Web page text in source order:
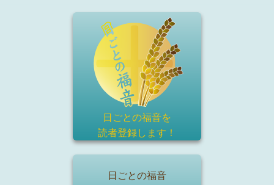
日ごとの福音を
読者登録します！
日ごとの福音